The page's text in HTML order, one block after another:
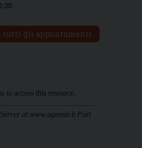
tutti gli appuntamenti